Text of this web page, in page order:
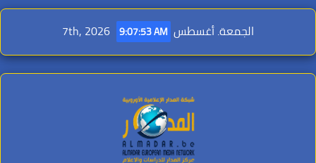
Skip
content
الجمعة. أغسطس 7th, 2026 9:07:54 AM